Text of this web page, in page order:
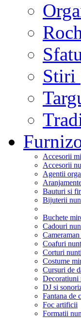
Stiri
Accesorii
Accesorii
Agentii
Bauturi si
Bijuterii
Buchete
Cadouri
Coafuri
Corturi nunti
Costume
Cursuri de
Decoratiuni
DJ si
Fantana de
Foc artificii
Formatii